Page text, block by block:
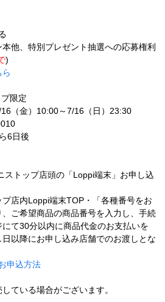
本他、特別プレゼント抽選への応募権利
)
限定
（金）10:00～7/16（日）23:30
6日後
ストップ店頭の「Loppi端末」お申し込
店内Loppi端末TOP・「各種番号をお
ご希望商品の商品番号を入力し、手続
て30分以内に商品代金のお支払いを
以降にお申し込み店舗でのお渡しとな
申込方法
ている場合がございます。